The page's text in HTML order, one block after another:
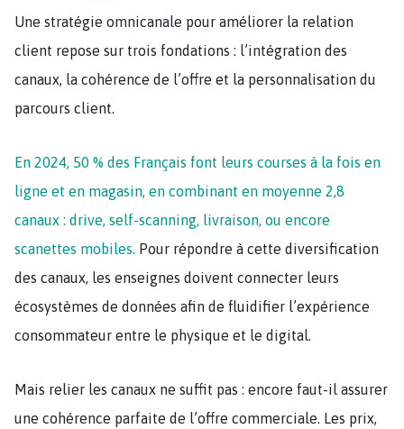
Une stratégie omnicanale pour améliorer la relation
client repose sur trois fondations : l’intégration des
canaux, la cohérence de l’offre et la personnalisation du
parcours client.
En 2024, 50 % des Français font leurs courses à la fois en
ligne et en magasin, en combinant en moyenne 2,8
canaux : drive, self-scanning, livraison, ou encore
scanettes mobiles. Pour répondre à cette diversification
des canaux, les enseignes doivent connecter leurs
écosystèmes de données afin de fluidifier l’expérience
consommateur entre le physique et le digital.
Mais relier les canaux ne suffit pas : encore faut-il assurer
une cohérence parfaite de l’offre commerciale. Les prix,